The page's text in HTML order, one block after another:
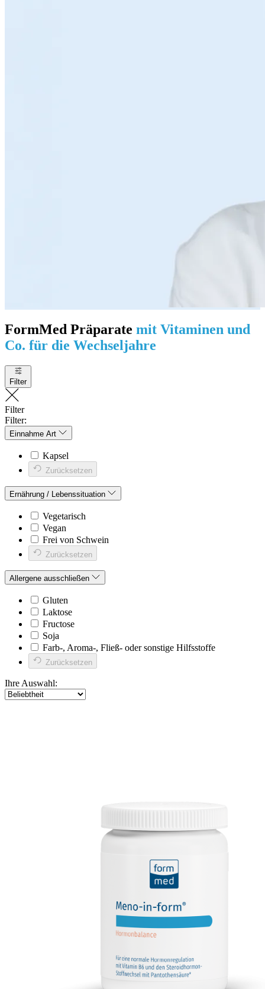
FormMed Präparate mit Vitaminen und
Co. für die Wechseljahre
Filter
Filter
Filter:
Einnahme Art
Kapsel
Zurücksetzen
Ernährung / Lebenssituation
Vegetarisch
Vegan
Frei von Schwein
Zurücksetzen
Allergene ausschließen
Gluten
Laktose
Fructose
Soja
Farb-, Aroma-, Fließ- oder sonstige Hilfsstoffe
Zurücksetzen
Ihre Auswahl: